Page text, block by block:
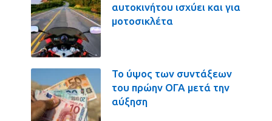
αυτοκινήτου ισχύει και για
μοτοσικλέτα
Το ύψος των συντάξεων
του πρώην ΟΓΑ μετά την
αύξηση